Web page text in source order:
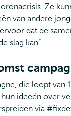
Ze
van andere
dat de
slag kan”.
die loopt van
ideeën over
via